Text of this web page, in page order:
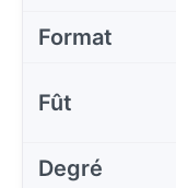
Format
Fût
Degré